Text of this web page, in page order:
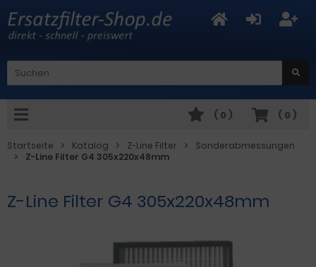
( 0 )
( 0 )
Startseite Katalog Z-Line Filter
Sonderabmessungen
Z-Line Filter G4 305x220x48mm
Z-Line Filter G4 305x220x48mm